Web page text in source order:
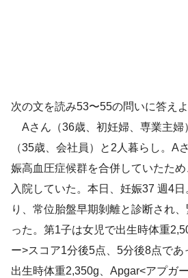
次の文を読み53〜55の問いに答えよ
Aさん（36歳、初妊婦、専業主婦
（35歳、会社員）と2人暮らし。A
娠高血圧症候群を合併していたた
入院していた。本日、妊娠37 週4
り、常位胎盤早期剝離と診断され
った。第1子は女児で出生時体重
ー>スコア1分後5点、5分後8点で
出生時体重2,350g、Apgar<アプガ